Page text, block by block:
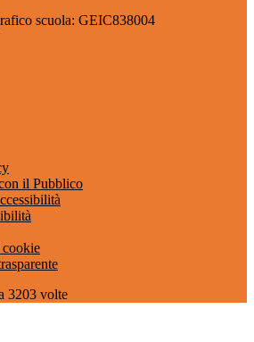
scuola: GEIC838004
il Pubblico
cookie
3203 volte